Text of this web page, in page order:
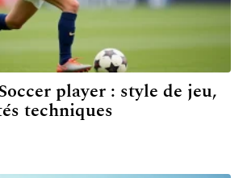
player : style de jeu,
techniques